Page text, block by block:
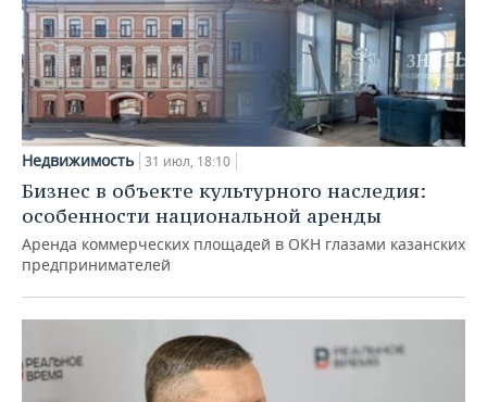
Недвижимость 31 июл, 18:10
Бизнес в объекте культурного наследия:
особенности национальной аренды
Аренда коммерческих площадей в ОКН глазами казанских
предпринимателей